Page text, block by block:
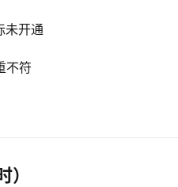
未开通
不符